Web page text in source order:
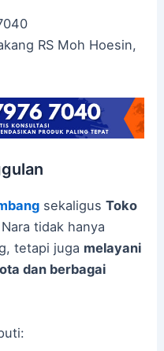
RS Moh Hoesin,
sekaligusToko
tidak hanya
tetapi juga melayani
dan berbagai